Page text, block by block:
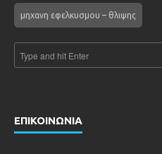
μηχανη εφελκυσμου – θλιψης
ΕΠΙΚΟΙΝΩΝΙΑ